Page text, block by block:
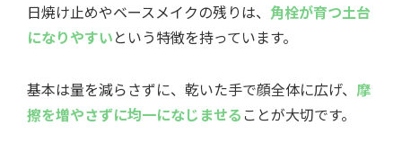
日焼け止めやベースメイクの残りは、 角栓が育つ土台
になりやすいという特徴を持っています。
基本は量を減らさずに、乾いた手で顔全体に広げ、 摩
擦を増やさずに均一になじませる ことが大切です。